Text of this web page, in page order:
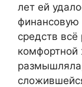
лет ей
финансовую
средств